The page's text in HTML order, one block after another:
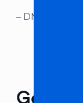
– DMX kabel